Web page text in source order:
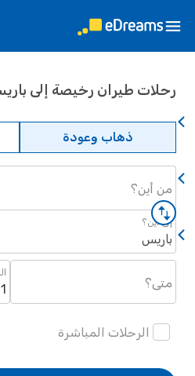
طيران رخيصة إلى باريس
ذهاب وعودة
الرحلات المباشرة